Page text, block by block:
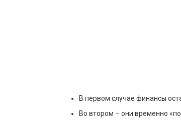
В первом случае финансы
Во втором – они временно